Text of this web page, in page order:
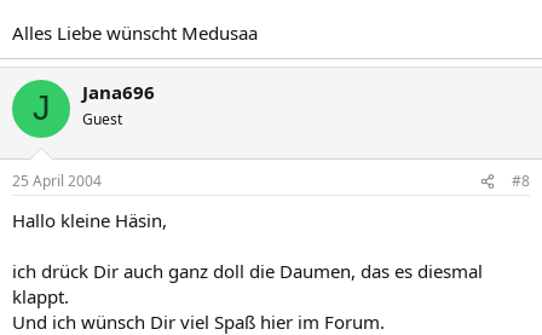
Alles Liebe wünscht Medusaa
J Jana696
Guest
25 April 2004 #8
Hallo kleine Häsin,
ich drück Dir auch ganz doll die Daumen, das es diesmal
klappt.
Und ich wünsch Dir viel Spaß hier im Forum.